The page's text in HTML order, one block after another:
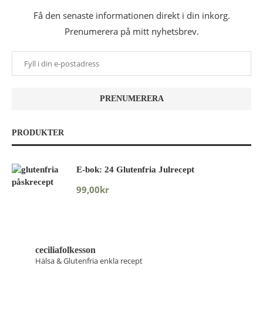
Få den senaste informationen direkt i din inkorg.
Prenumerera på mitt nyhetsbrev.
PRODUKTER
E-bok: 24 Glutenfria Julrecept
99,00kr
ceciliafolkesson
Hälsa & Glutenfria enkla recept